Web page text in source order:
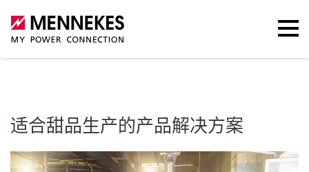
适合甜品生产的产品解决方案
适合甜品生产的产品解决方案